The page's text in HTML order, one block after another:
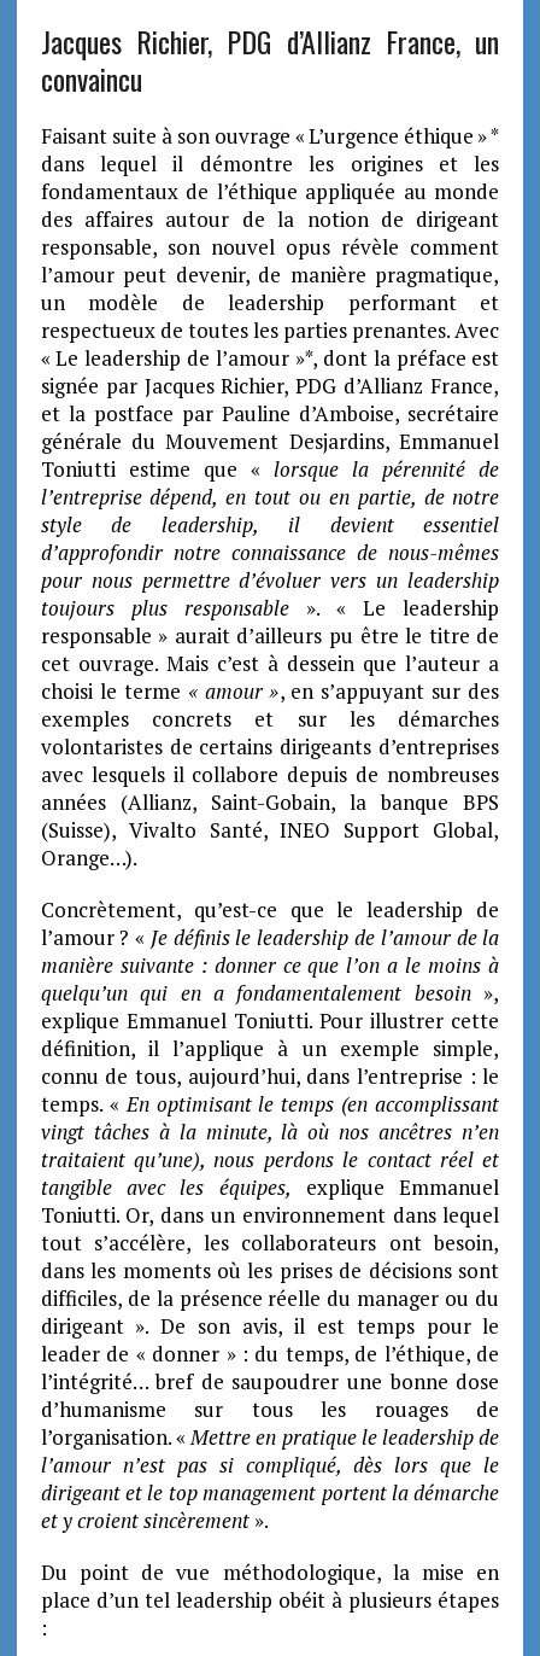
Jacques Richier, PDG d’Allianz France, un
convaincu
Faisant suite à son ouvrage « L’urgence éthique » *
dans lequel il démontre les origines et les
fondamentaux de l’éthique appliquée au monde
des affaires autour de la notion de dirigeant
responsable, son nouvel opus révèle comment
l’amour peut devenir, de manière pragmatique,
un modèle de leadership performant et
respectueux de toutes les parties prenantes. Avec
« Le leadership de l’amour »*, dont la préface est
signée par Jacques Richier, PDG d’Allianz France,
et la postface par Pauline d’Amboise, secrétaire
générale du Mouvement Desjardins, Emmanuel
Toniutti estime que «lorsque la pérennité de
l’entreprise dépend, en tout ou en partie, de notre
style de leadership, il devient essentiel
d’approfondir notre connaissance de nous-mêmes
pour nous permettre d’évoluer vers un leadership
toujours plus responsable». « Le leadership
responsable » aurait d’ailleurs pu être le titre de
cet ouvrage. Mais c’est à dessein que l’auteur a
choisi le terme « amour », en s’appuyant sur des
exemples concrets et sur les démarches
volontaristes de certains dirigeants d’entreprises
avec lesquels il collabore depuis de nombreuses
années (Allianz, Saint-Gobain, la banque BPS
(Suisse), Vivalto Santé, INEO Support Global,
Orange…).
Concrètement, qu’est-ce que le leadership de
l’amour ? « Je définis le leadership de l’amour de la
manière suivante : donner ce que l’on a le moins à
quelqu’un qui en a fondamentalement besoin »,
explique Emmanuel Toniutti. Pour illustrer cette
définition, il l’applique à un exemple simple,
connu de tous, aujourd’hui, dans l’entreprise : le
temps. « En optimisant le temps (en accomplissant
vingt tâches à la minute, là où nos ancêtres n’en
traitaient qu’une), nous perdons le contact réel et
tangible avec les équipes, explique Emmanuel
Toniutti. Or, dans un environnement dans lequel
tout s’accélère, les collaborateurs ont besoin,
dans les moments où les prises de décisions sont
difficiles, de la présence réelle du manager ou du
dirigeant ». De son avis, il est temps pour le
leader de « donner » : du temps, de l’éthique, de
l’intégrité… bref de saupoudrer une bonne dose
d’humanisme sur tous les rouages de
l’organisation. « Mettre en pratique le leadership de
l’amour n’est pas si compliqué, dès lors que le
dirigeant et le top management portent la démarche
et y croient sincèrement».
Du point de vue méthodologique, la mise en
place d’un tel leadership obéit à plusieurs étapes
: